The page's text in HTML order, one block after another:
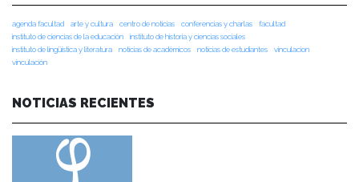
agenda facultad arte y cultura centro de noticias conferencias y charlas
facultad
instituto de ciencias de la educación
instituto de historia y ciencias sociales
instituto de lingüística y literatura
noticias de académicos noticias de estudiantes
vinculacion
vinculación
NOTICIAS RECIENTES